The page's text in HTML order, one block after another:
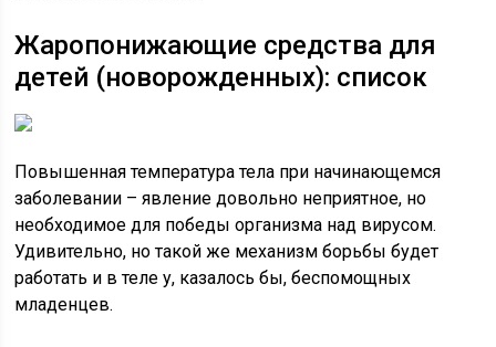
Жаропонижающие средства для
детей (новорожденных): список
Повышенная температура тела при начинающемся
заболевании – явление довольно неприятное, но
необходимое для победы организма над вирусом.
Удивительно, но такой же механизм борьбы будет
работать и в теле у, казалось бы, беспомощных
младенцев.